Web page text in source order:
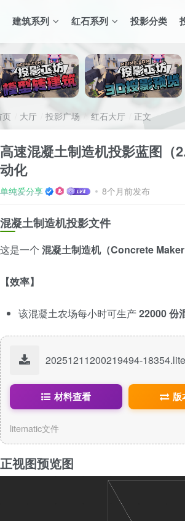
建筑系列 红石系列 投影分类
页 大厅 投影广场 红石大厅 正文
高速混凝土制造机投影蓝图（
动化
单纯爱分享 8个月前发布
混凝土制造机投影文件
这是一个 混凝土制造机（Concrete
【效率】
该混凝土农场每小时可生产22000 份
20251211200219494-
材料查看 版
litematic文件
正视图预览图